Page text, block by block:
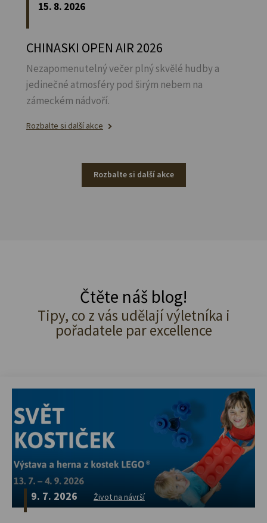
15. 8. 2026
CHINASKI OPEN AIR 2026
Nezapomenutelný večer plný skvělé hudby a
jedinečné atmosféry pod širým nebem na
zámeckém nádvoří.
Rozbalte si další akce
Rozbalte si další akce
Čtěte náš blog!
Tipy, co z vás udělají výletníka i
pořadatele par excellence
9. 7. 2026 Život na návrší